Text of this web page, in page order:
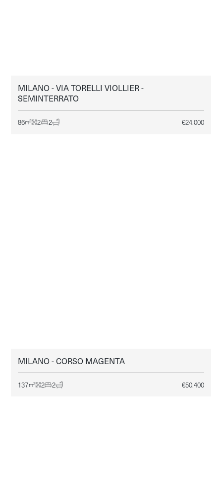
MILANO AFFITTO
MILANO - VIA TORELLI VIOLLIER -
SEMINTERRATO
86m2 2 2 €24.000
MILANO AFFITTO
MILANO - CORSO MAGENTA
137m2 2 2 €50.400